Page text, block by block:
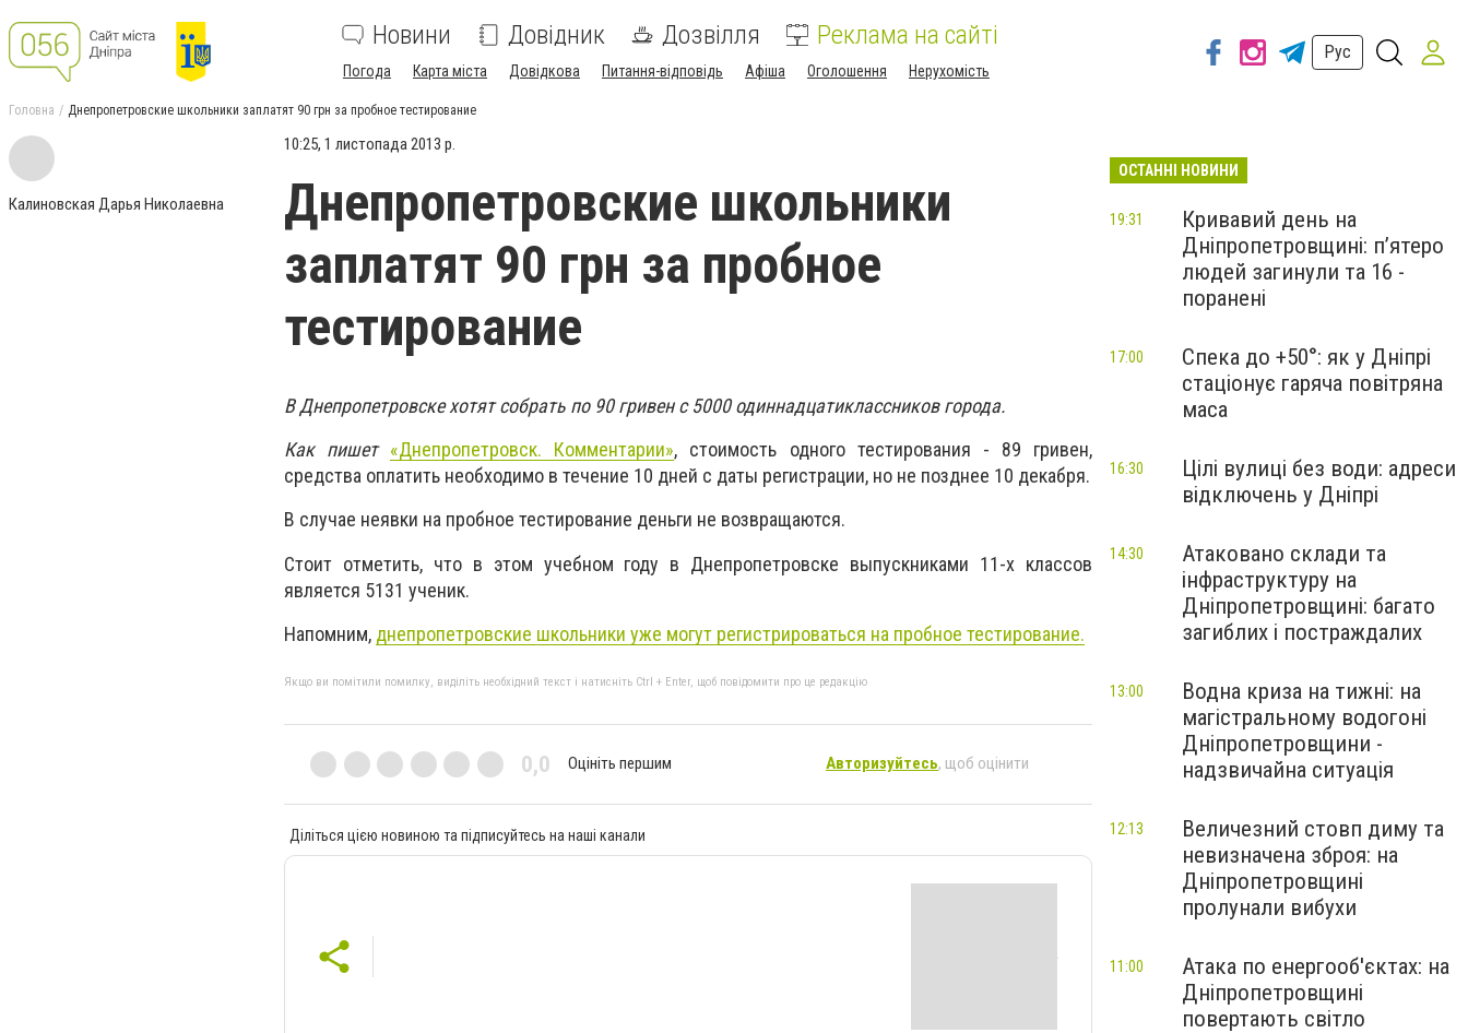
Новини Довідник Дозвілля Реклама на сайті
Погода Карта міста Довідкова Питання-відповідь Афіша Оголошення Нерухомість
Рус
Головна Днепропетровские школьники заплатят 90 грн за пробное тестирование
Калиновская Дарья Николаевна
10:25, 1 листопада 2013 р.
Днепропетровские школьники
заплатят 90 грн за пробное
тестирование
В Днепропетровске хотят собрать по 90 гривен с 5000 одиннадцатиклассников города.
Как пишет «Днепропетровск. Комментарии», стоимость одного тестирования - 89 гривен,
средства оплатить необходимо в течение 10 дней с даты регистрации, но не позднее 10 декабря.
В случае неявки на пробное тестирование деньги не возвращаются.
Стоит отметить, что в этом учебном году в Днепропетровске выпускниками 11-х классов
является 5131 ученик.
Напомним, днепропетровские школьники уже могут регистрироваться на пробное тестирование.
Якщо ви помітили помилку, виділіть необхідний текст і натисніть Ctrl + Enter, щоб повідомити про це редакцію
0,0 Оцініть першим Авторизуйтесь, щоб оцінити
Діліться цією новиною та підписуйтесь на наші канали
ОСТАННІ НОВИНИ
Кривавий день на
Дніпропетровщині: п’ятеро
людей загинули та 16 -
поранені
19:31
Спека до +50°: як у Дніпрі
стаціонує гаряча повітряна
маса
17:00
Цілі вулиці без води: адреси
відключень у Дніпрі
16:30
Атаковано склади та
інфраструктуру на
Дніпропетровщині: багато
загиблих і постраждалих
14:30
Водна криза на тижні: на
магістральному водогоні
Дніпропетровщини -
надзвичайна ситуація
13:00
Величезний стовп диму та
невизначена зброя: на
Дніпропетровщині
пролунали вибухи
12:13
Атака по енергооб'єктах: на
Дніпропетровщині
повертають світло
11:00